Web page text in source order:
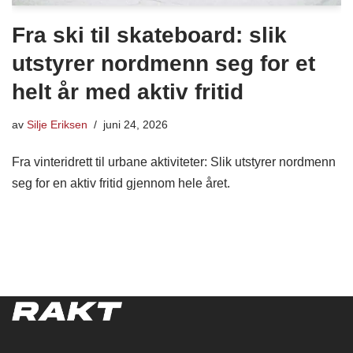
Fra ski til skateboard: slik
utstyrer nordmenn seg for et
helt år med aktiv fritid
av Silje Eriksen juni 24, 2026
Fra vinteridrett til urbane aktiviteter: Slik utstyrer nordmenn
seg for en aktiv fritid gjennom hele året.